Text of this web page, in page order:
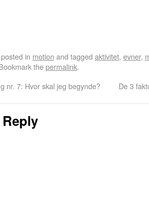
in motion and tagged aktivitet, evner,
thepermalink.
nr. 7: Hvor skal jeg begynde? De 3
Reply